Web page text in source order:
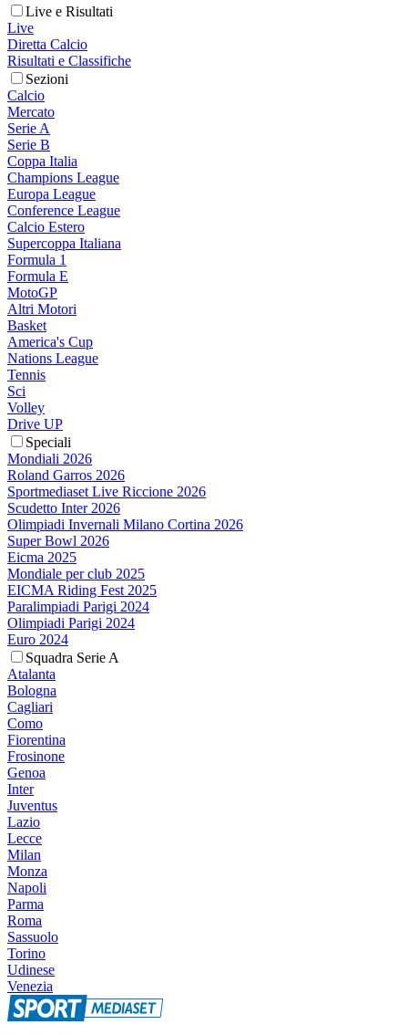
Live e Risultati
Live
Diretta Calcio
Risultati e Classifiche
Sezioni
Calcio
Mercato
Serie A
Serie B
Coppa Italia
Champions League
Europa League
Conference League
Calcio Estero
Supercoppa Italiana
Formula 1
Formula E
MotoGP
Altri Motori
Basket
America's Cup
Nations League
Tennis
Sci
Volley
Drive UP
Speciali
Mondiali 2026
Roland Garros 2026
Sportmediaset Live Riccione 2026
Scudetto Inter 2026
Olimpiadi Invernali Milano Cortina 2026
Super Bowl 2026
Eicma 2025
Mondiale per club 2025
EICMA Riding Fest 2025
Paralimpiadi Parigi 2024
Olimpiadi Parigi 2024
Euro 2024
Squadra Serie A
Atalanta
Bologna
Cagliari
Como
Fiorentina
Frosinone
Genoa
Inter
Juventus
Lazio
Lecce
Milan
Monza
Napoli
Parma
Roma
Sassuolo
Torino
Udinese
Venezia